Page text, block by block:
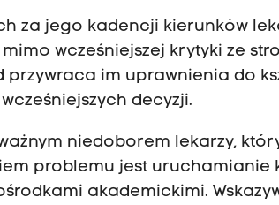
za jego kadencji kierunków
wcześniejszej krytyki ze
im uprawnienia do
decyzji.
niedoborem lekarzy,
problemu jest uruchamianie
akademickimi.